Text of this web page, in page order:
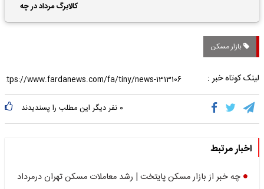
کالابرگ مرداد در چه
تاریخی واریز خواهد شد؟
بازار مسکن
لینک کوتاه خبر :
۰ نفر دیگر این مطلب را پسندیدند
اخبار مرتبط
چه خبر از بازار مسکن پایتخت | رشد معاملات مسکن تهران درمرداد